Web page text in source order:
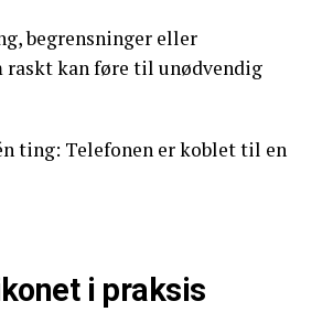
begrensninger eller
raskt kan føre til unødvendig
ting: Telefonen er koblet til en
i praksis